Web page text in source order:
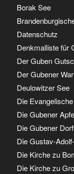
Borak See
Datenschutz
Denkmalliste für
Der Guben
Der Gubener
Deulowitzer See
Die
Die Gubener
Die Gubener
Die Gustav-
Die Kirche zu
Die Kirche zu